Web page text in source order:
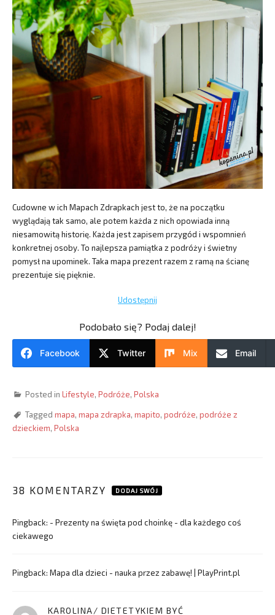
Cudowne w ich Mapach Zdrapkach jest to, że na początku
wyglądają tak samo, ale potem każda z nich opowiada inną
niesamowitą historię. Każda jest zapisem przygód i wspomnień
konkretnej osoby. To najlepsza pamiątka z podróży i świetny
pomysł na upominek. Taka mapa prezent razem z ramą na ścianę
prezentuje się pięknie.
Udostępnij
Podobało się? Podaj dalej!
Facebook Twitter Mix Email
Posted in Lifestyle, Podróże, Polska
Tagged mapa, mapa zdrapka, mapito, podróże, podróże z
dzieckiem, Polska
38 KOMENTARZY DODAJ SWÓJ
Pingback: - Prezenty na święta pod choinkę - dla każdego coś
ciekawego
Pingback: Mapa dla dzieci - nauka przez zabawę! | PlayPrint.pl
KAROLINA/ DIETETYKIEM BYĆ